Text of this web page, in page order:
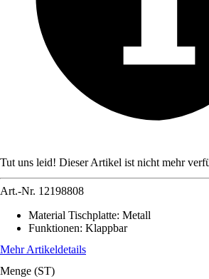
Tut uns leid! Dieser Artikel ist nicht mehr
Art.-Nr. 12198808
Material Tischplatte: Metall
Funktionen: Klappbar
Mehr Artikeldetails
Menge (ST)